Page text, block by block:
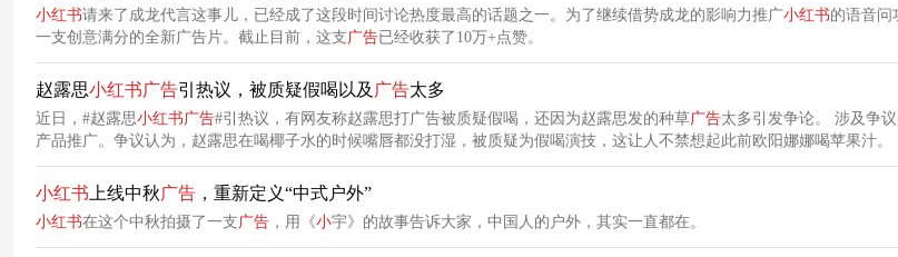
小红书请来了成龙代言这事儿，已经成了这段时间讨论热度最高的话题之一。为了继续借势成龙的影响力推广小红书的语音问
一支创意满分的全新广告片。截止目前，这支广告已经收获了10万+点赞。
赵露思小红书广告引热议，被质疑假喝以及 广告太多
近日，#赵露思小红书广告#引热议，有网友称赵露思打广告被质疑假喝，还因为赵露思发的种草广告 太多引发争论。 涉及
产品推广。争议认为，赵露思在喝椰子水的时候嘴唇都没打湿，被质疑为假喝演技，这让人不禁想起此前欧阳娜娜喝苹果汁。
小红书 上线中秋广告 ，重新定义“中式户外”
小红书在这个中秋拍摄了一支广告 ，用《小宇》的故事告诉大家，中国人的户外，其实一直都在。